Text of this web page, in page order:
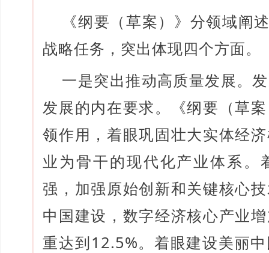
《纲要（草案）》分领域阐
战略任务，突出体现四个方面。
一是突出推动高质量发展。
发展的内在要求。《纲要（草
领作用，着眼巩固壮大实体经
业为骨干的现代化产业体系。
强，加强原始创新和关键核心
中国建设，数字经济核心产业
重达到12.5%。着眼建设美丽